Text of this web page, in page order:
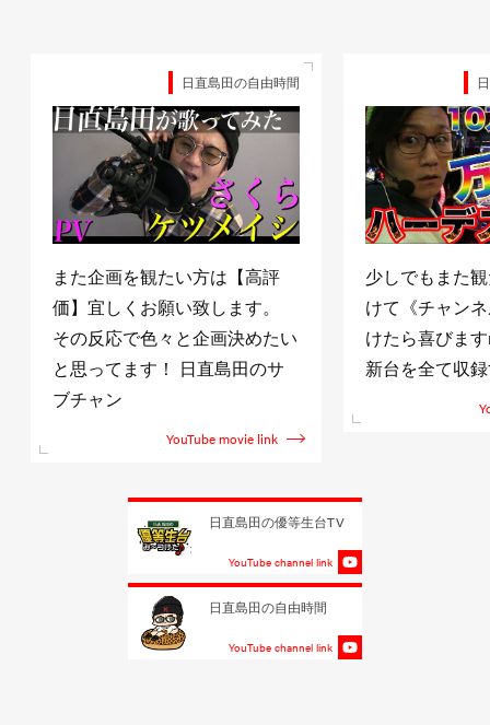
日直島田の自由時間
また企画を観たい方は【高評
価】宜しくお願い致します。
その反応で色々と企画決めたい
と思ってます！ 日直島田のサ
ブチャン
YouTube movie link
少しでもまた
けて《チャン
けたら喜びま
新台を全て収
日直島田の優等生台TV
YouTube channel link
日直島田の自由時間
YouTube channel link